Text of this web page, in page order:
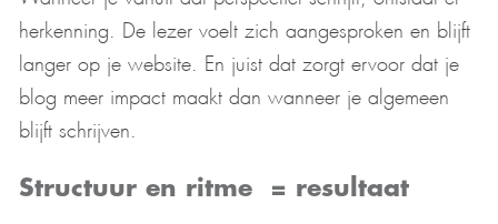
herkenning. De lezer voelt zich aangesproken en blijft
langer op je website. En juist dat zorgt ervoor dat je
blog meer impact maakt dan wanneer je algemeen
blijft schrijven.
Structuur en ritme = resultaat